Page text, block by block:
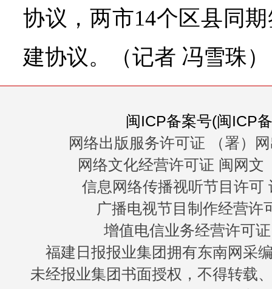
协议，两市14个区县同
建协议。（记者 冯雪珠）
闽ICP备案号(闽ICP
网络出版服务许可证 （署）
网络文化经营许可证 闽网文
信息网络传播视听节目许可
广播电视节目制作经营许
增值电信业务经营许可
福建日报报业集团拥有东南网采
未经报业集团书面授权，不得转载